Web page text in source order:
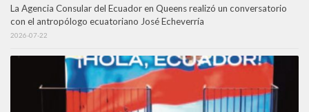
La Agencia Consular del Ecuador en Queens realizó un conversatorio
con el antropólogo ecuatoriano José Echeverría
2026-07-22